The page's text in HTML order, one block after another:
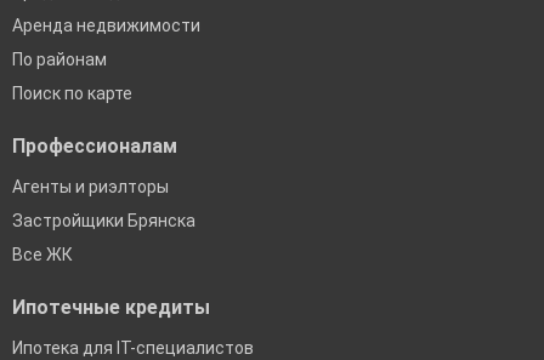
Аренда недвижимости
По районам
Поиск по карте
Профессионалам
Агенты и риэлторы
Застройщики Брянска
Все ЖК
Ипотечные кредиты
Ипотека для IT-специалистов